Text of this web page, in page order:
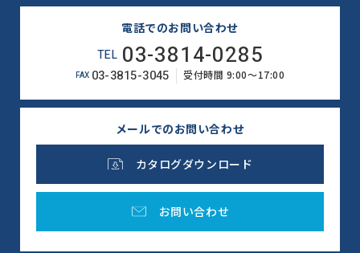
電話でのお問い合わせ
TEL 03-3814-0285
FAX 03-3815-3045 受付時間 9:00～17:00
メールでのお問い合わせ
カタログダウンロード
お問い合わせ